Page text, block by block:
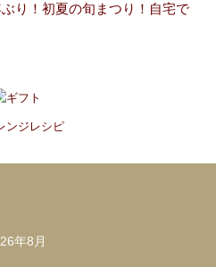
り！初夏の旬まつり！自宅で
年8月